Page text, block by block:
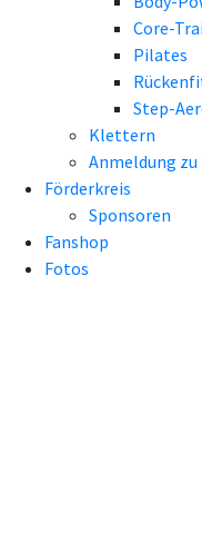
Core-
Pilates
Step-
Klettern
Anmeldung zu
Förderkreis
Sponsoren
Fanshop
Fotos